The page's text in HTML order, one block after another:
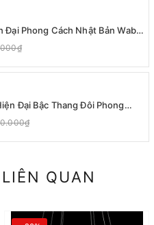
Đại Phong Cách Nhật Bản Wabi-
A
Đại Bậc Thang Đôi Phong
sabi DC-T078A
QUAN